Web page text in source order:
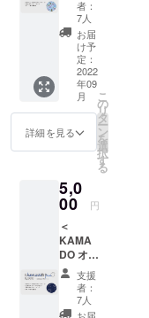
る限り
掲載）
②掲載
方法
（文字
のみ）
③掲載
場所
（プロ
ンクス
ページ
の上、
掲載）
※支援
時、必
ず備考
欄に掲
載を希
ART
PROJE
CTのロ
ゴス
テッ
カーを
郵送に
て、お
送り致
します
径約6セ
ンチ・
素材：
塩ビ
シー
ル） ・
お礼の
テキス
トメッ
セージ
者：
7人
お届
け予
定：
2022
年09
月
詳細を見る
こ
の
リ
タ
ー
ン
を
選
択
す
る
5,0
00 円
＜
KAMA
DO オリ
ジナル
手ぬぐ
いで応
援＞ ・
支援
者：
7人